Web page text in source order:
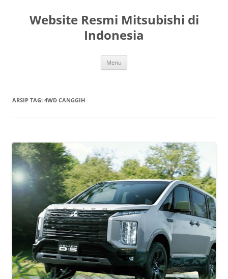
Website Resmi Mitsubishi di
Indonesia
Menu
ARSIP TAG: 4WD CANGGIH